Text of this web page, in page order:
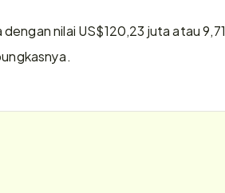
nilai US$120,23 juta atau